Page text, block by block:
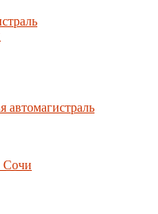
автомагистраль
Сочи